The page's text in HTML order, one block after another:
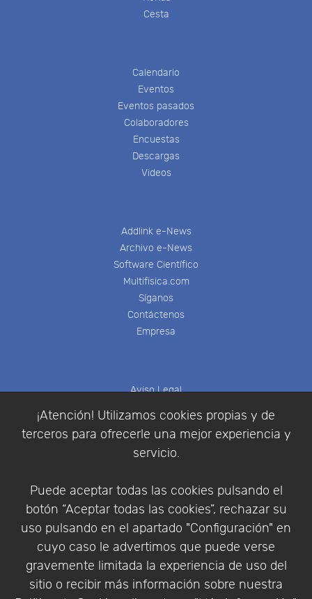
¡Atención! Utilizamos cookies propias y de
terceros para ofrecerle una mejor experiencia y
servicio.
Puede aceptar todas las cookies pulsando el
botón “Aceptar todas las cookies”, rechazar su
uso pulsando en el apartado "Configuración" en
cuyo caso le advertimos que puede verse
gravemente limitada la experiencia de uso del
sitio o recibir más información sobre nuestra
Cesta
Calendario
Eventos
Eventos pasados
Colaboradores
Encuestas
Descargas
Videos
Addlink e-News
Archivo e-News
Software Científico
Multifisica.com
Síganos
Contáctenos
Empresa
Aviso Legal
Política de Privacidad
Condiciones de compra
Identificarse
Empresa|Aviso Legal| Política de Privacidad |
Política de Cookies